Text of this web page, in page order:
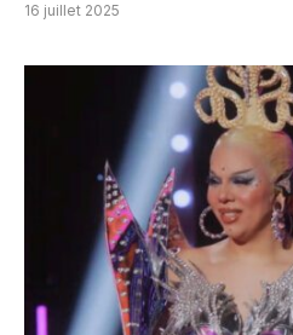
16 juillet 2025